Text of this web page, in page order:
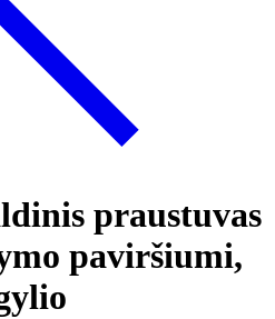
praustuvas
paviršiumi,